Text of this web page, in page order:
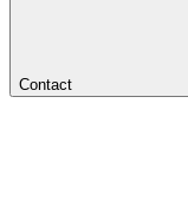
Contact